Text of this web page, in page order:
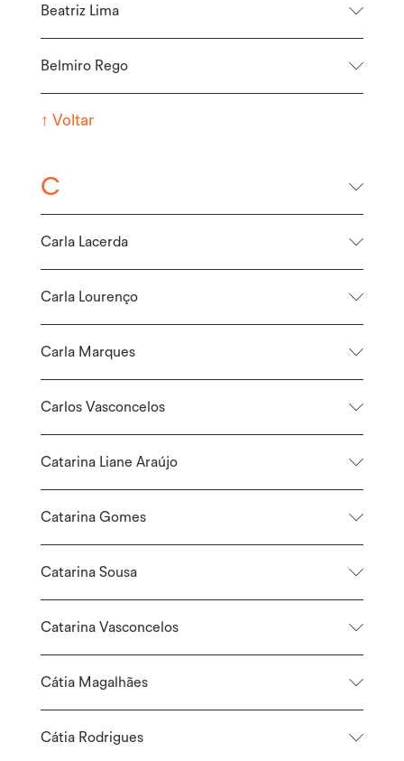
Beatriz Lima
Belmiro Rego
↑ Voltar
C
Carla Lacerda
Carla Lourenço
Carla Marques
Carlos Vasconcelos
Catarina Liane Araújo
Catarina Gomes
Catarina Sousa
Catarina Vasconcelos
Cátia Magalhães
Cátia Rodrigues